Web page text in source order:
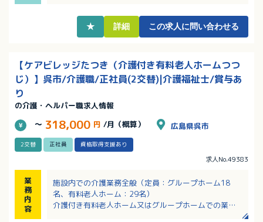
★ 詳細 この求人に問い合わせる
【ケアビレッジたつき（介護付き有料老人ホームつつ
じ）】呉市/介護職/正社員(2交替)|介護福祉士/賞与あ
り
の介護・ヘルパー職求人情報
～ 318,000 円 /月（概算） 広島県呉市
2交替 正社員 資格取得支援あり
求人No.49383
業
務
内
容
施設内での介護業務全般（定員：グループホーム18
名、有料老人ホーム：29名）
介護付き有料老人ホーム又はグループホームでの業務